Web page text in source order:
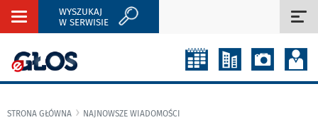
Rozwiń
WYSZUKAJ
W SERWISIE
STRONA GŁÓWNA NAJNOWSZE WIADOMOŚCI